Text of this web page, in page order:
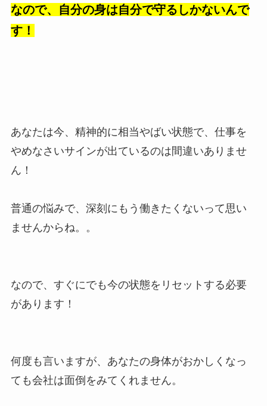
なので、自分の身は自分で守るしかないんで
す！
あなたは今、精神的に相当やばい状態で、仕事を
やめなさいサインが出ているのは間違いありませ
ん！
普通の悩みで、深刻にもう働きたくないって思い
ませんからね。。
なので、すぐにでも今の状態をリセットする必要
があります！
何度も言いますが、あなたの身体がおかしくなっ
ても会社は面倒をみてくれません。